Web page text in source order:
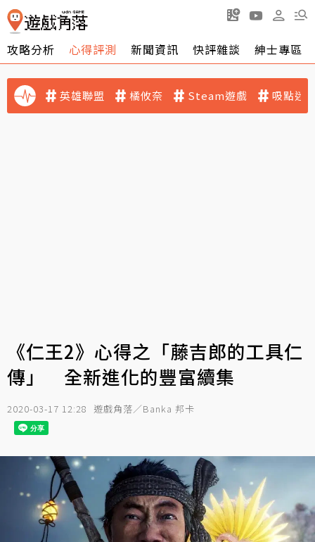
攻略分析 心得評測 新聞資訊 快評雜談 紳士專區
英雄聯盟 橘攸奈 Steam遊戲 吸點迷
《仁王2》心得之「藤吉郎的工具仁
傳」 全新進化的豐富續集
2020-03-17 12:28 遊戲角落／Banka 邦卡